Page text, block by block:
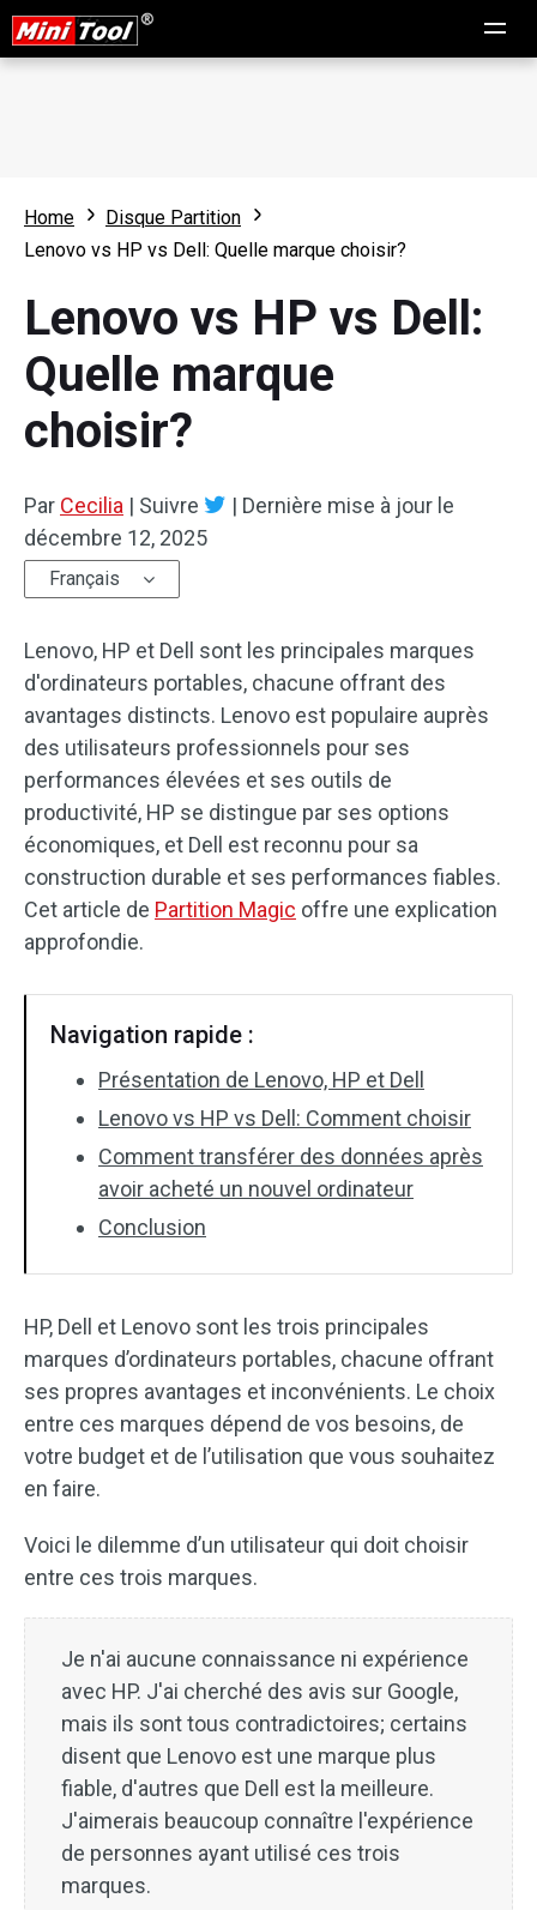
Home
Disque Partition
Lenovo vs HP vs Dell: Quelle marque choisir?
Lenovo vs HP vs Dell:
Quelle marque
choisir?
Par Cecilia | Suivre | Dernière mise à jour le
décembre 12, 2025
Français
Lenovo, HP et Dell sont les principales marques
d'ordinateurs portables, chacune offrant des
avantages distincts. Lenovo est populaire auprès
des utilisateurs professionnels pour ses
performances élevées et ses outils de
productivité, HP se distingue par ses options
économiques, et Dell est reconnu pour sa
construction durable et ses performances fiables.
Cet article de Partition Magic offre une explication
approfondie.
Navigation rapide :
Présentation de Lenovo, HP et Dell
Lenovo vs HP vs Dell: Comment choisir
Comment transférer des données après
avoir acheté un nouvel ordinateur
Conclusion
HP, Dell et Lenovo sont les trois principales
marques d’ordinateurs portables, chacune offrant
ses propres avantages et inconvénients. Le choix
entre ces marques dépend de vos besoins, de
votre budget et de l’utilisation que vous souhaitez
en faire.
Voici le dilemme d’un utilisateur qui doit choisir
entre ces trois marques.
Je n'ai aucune connaissance ni expérience
avec HP. J'ai cherché des avis sur Google,
mais ils sont tous contradictoires; certains
disent que Lenovo est une marque plus
fiable, d'autres que Dell est la meilleure.
J'aimerais beaucoup connaître l'expérience
de personnes ayant utilisé ces trois
marques.